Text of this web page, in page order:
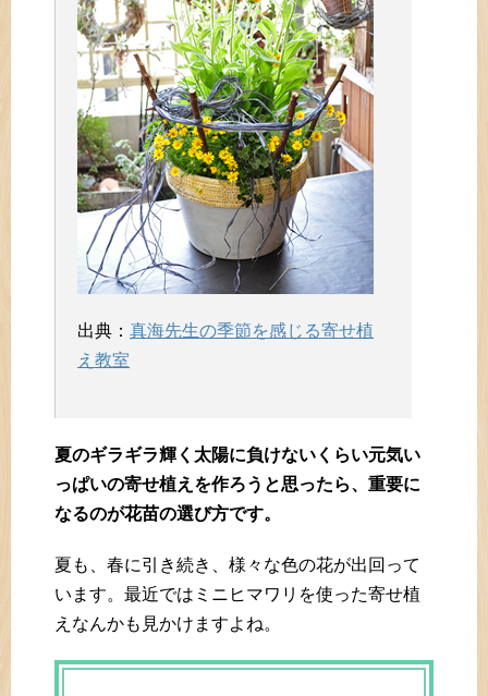
出典： 真海先生の季節を感じる寄せ植
え教室
夏のギラギラ輝く太陽に負けないくらい元気い
っぱいの寄せ植えを作ろうと思ったら、重要に
なるのが花苗の選び方です。
夏も、春に引き続き、様々な色の花が出回って
います。最近ではミニヒマワリを使った寄せ植
えなんかも見かけますよね。